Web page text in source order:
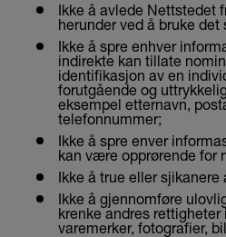
Ikke å avlede Nettstedet
herunder ved å bruke
Ikke å spre enhver
indirekte kan tillate
identifikasjon av en
forutgående og
eksempel etternavn,
telefonnummer;
Ikke å spre enver
kan være opprørende for
Ikke å true eller sjikanere
Ikke å gjennomføre
krenke andres rettigheter
varemerker, fotografier,